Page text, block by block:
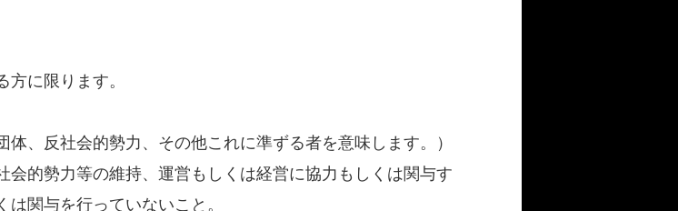
に限ります。
、反社会的勢力、その他これに準ずる者を意味します。）
的勢力等の維持、運営もしくは経営に協力もしくは関与す
関与を行っていないこと。